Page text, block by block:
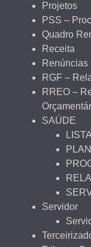
Projetos
PSS –
Quadro
Receita
Renúncias
RGF –
RREO –
SAÚDE
Servidor